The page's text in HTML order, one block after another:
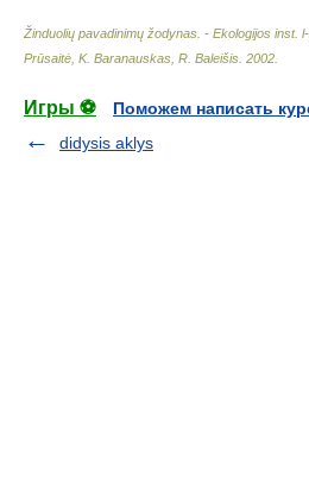
Žinduolių pavadinimų žodynas. - Ekologijos inst.
Prūsaitė, K. Baranauskas, R. Baleišis 2002
Игры ⚽
Поможем написать
didysis aklys